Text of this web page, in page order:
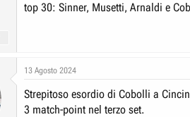
top 30: Sinner, Musetti, Arnaldi e
13 Agosto 2024
Strepitoso esordio di Cobolli a
3 match-point nel terzo set.